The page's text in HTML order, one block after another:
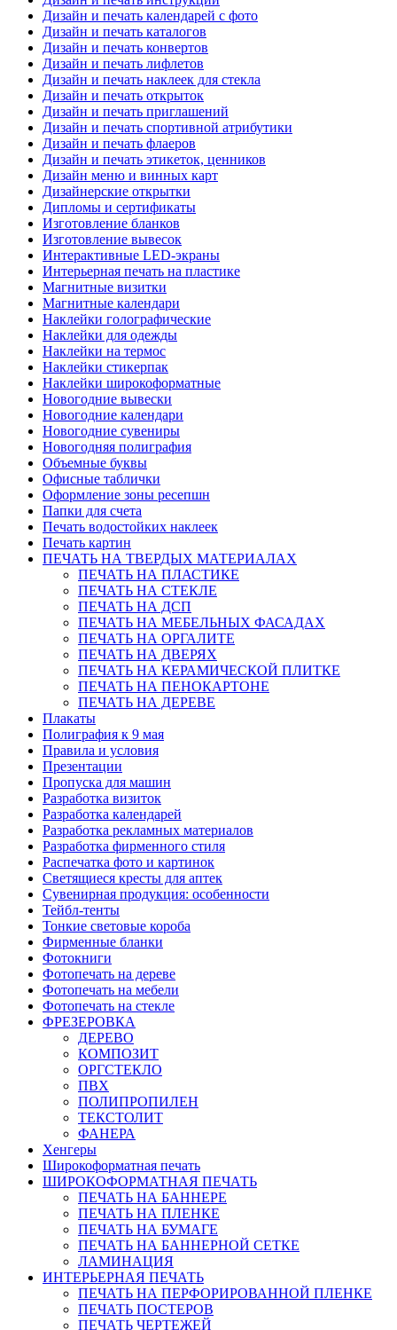
Дизайн и печать календарей с фото
Дизайн и печать каталогов
Дизайн и печать конвертов
Дизайн и печать лифлетов
Дизайн и печать наклеек для стекла
Дизайн и печать открыток
Дизайн и печать приглашений
Дизайн и печать спортивной атрибутики
Дизайн и печать флаеров
Дизайн и печать этикеток, ценников
Дизайн меню и винных карт
Дизайнерские открытки
Дипломы и сертификаты
Изготовление бланков
Изготовление вывесок
Интерактивные LED-экраны
Интерьерная печать на пластике
Магнитные визитки
Магнитные календари
Наклейки голографические
Наклейки для одежды
Наклейки на термос
Наклейки стикерпак
Наклейки широкоформатные
Новогодние вывески
Новогодние календари
Новогодние сувениры
Новогодняя полиграфия
Объемные буквы
Офисные таблички
Оформление зоны ресепшн
Папки для счета
Печать водостойких наклеек
Печать картин
ПЕЧАТЬ НА ТВЕРДЫХ МАТЕРИАЛАХ
ПЕЧАТЬ НА ПЛАСТИКЕ
ПЕЧАТЬ НА СТЕКЛЕ
ПЕЧАТЬ НА ДСП
ПЕЧАТЬ НА МЕБЕЛЬНЫХ ФАСАДАХ
ПЕЧАТЬ НА ОРГАЛИТЕ
ПЕЧАТЬ НА ДВЕРЯХ
ПЕЧАТЬ НА КЕРАМИЧЕСКОЙ ПЛИТКЕ
ПЕЧАТЬ НА ПЕНОКАРТОНЕ
ПЕЧАТЬ НА ДЕРЕВЕ
Плакаты
Полиграфия к 9 мая
Правила и условия
Презентации
Пропуска для машин
Разработка визиток
Разработка календарей
Разработка рекламных материалов
Разработка фирменного стиля
Распечатка фото и картинок
Светящиеся кресты для аптек
Сувенирная продукция: особенности
Тейбл-тенты
Тонкие световые короба
Фирменные бланки
Фотокниги
Фотопечать на дереве
Фотопечать на мебели
Фотопечать на стекле
ФРЕЗЕРОВКА
ДЕРЕВО
КОМПОЗИТ
ОРГСТЕКЛО
ПВХ
ПОЛИПРОПИЛЕН
ТЕКСТОЛИТ
ФАНЕРА
Хенгеры
Широкоформатная печать
ШИРОКОФОРМАТНАЯ ПЕЧАТЬ
ПЕЧАТЬ НА БАННЕРЕ
ПЕЧАТЬ НА ПЛЕНКЕ
ПЕЧАТЬ НА БУМАГЕ
ПЕЧАТЬ НА БАННЕРНОЙ СЕТКЕ
ЛАМИНАЦИЯ
ИНТЕРЬЕРНАЯ ПЕЧАТЬ
ПЕЧАТЬ НА ПЕРФОРИРОВАННОЙ ПЛЕНКЕ
ПЕЧАТЬ ПОСТЕРОВ
ПЕЧАТЬ ЧЕРТЕЖЕЙ